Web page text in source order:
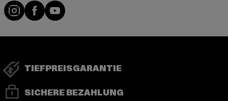
Instagram
FacebookYouTube
TIEFPREISGARANTIE
SICHERE BEZAHLUNG